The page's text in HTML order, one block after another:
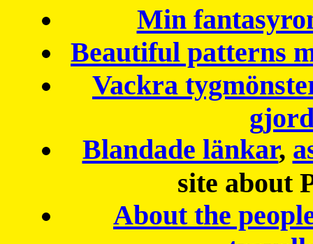
Min
Beautiful patterns
Vackra
Blandade länkar,
site about
About the